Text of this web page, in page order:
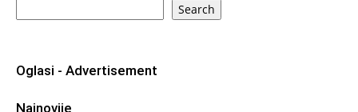
Search
Oglasi - Advertisement
Najnovije